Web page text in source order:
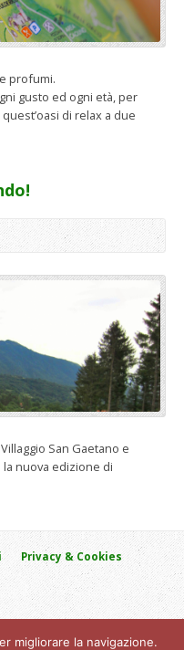
profumi.
gusto ed ogni età, per
di relax a due
San Gaetano e
nuova edizione di
Privacy & Cookies
del Colletto, 15
migliorare la navigazione.